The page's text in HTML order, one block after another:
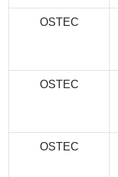
OSTEC
OSTEC
OSTEC